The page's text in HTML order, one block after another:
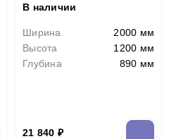
В наличии
Ширина
2000 мм
Высота
1200 мм
Глубина
890 мм
21 840 ₽